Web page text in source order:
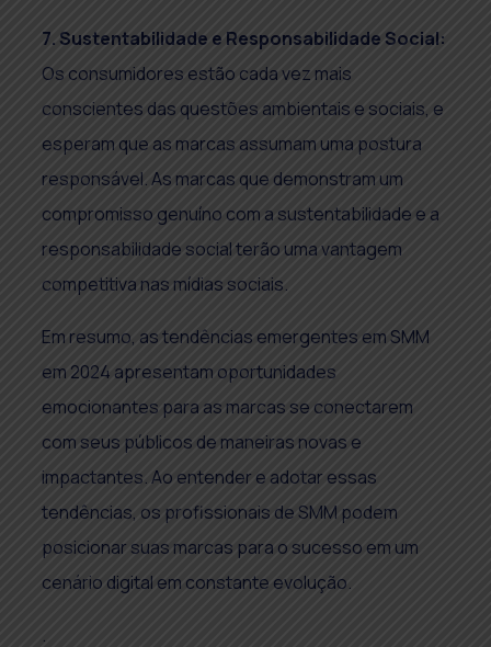
7. Sustentabilidade e Responsabilidade Social:
Os consumidores estão cada vez mais
conscientes das questões ambientais e sociais, e
esperam que as marcas assumam uma postura
responsável. As marcas que demonstram um
compromisso genuíno com a sustentabilidade e a
responsabilidade social terão uma vantagem
competitiva nas mídias sociais.
Em resumo, as tendências emergentes em SMM
em 2024 apresentam oportunidades
emocionantes para as marcas se conectarem
com seus públicos de maneiras novas e
impactantes. Ao entender e adotar essas
tendências, os profissionais de SMM podem
posicionar suas marcas para o sucesso em um
cenário digital em constante evolução.
.